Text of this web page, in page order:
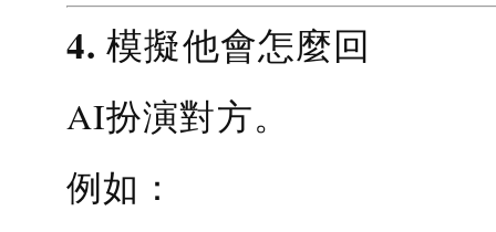
4. 模擬他會怎麼回
AI扮演對方。
例如：